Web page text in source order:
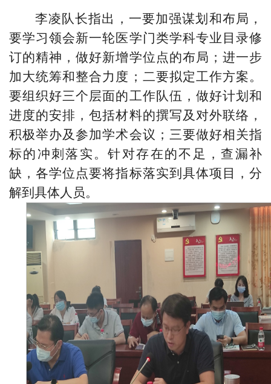
李凌队长指出，一要加强谋划和布局，
要学习领会新一轮医学门类学科专业目录修
订的精神，做好新增学位点的布局；进一步
加大统筹和整合力度；二要拟定工作方案。
要组织好三个层面的工作队伍，做好计划和
进度的安排，包括材料的撰写及对外联络，
积极举办及参加学术会议；三要做好相关指
标的冲刺落实。针对存在的不足，查漏补
缺，各学位点要将指标落实到具体项目，分
解到具体人员。